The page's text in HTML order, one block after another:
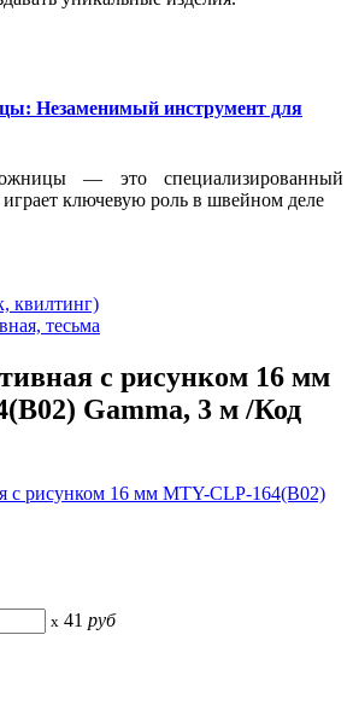
Незаменимый инструмент для
— это специализированный
ключевую роль в швейном деле
квилтинг)
тесьма
с рисунком 16 мм
Gamma, 3 м /Код
x 41 руб